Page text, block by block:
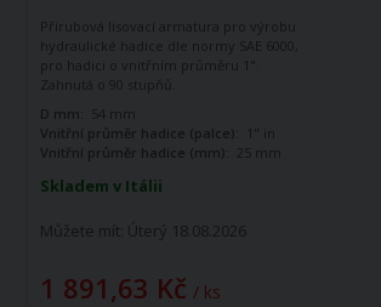
Skladem v Itálii
Můžete mít: Úterý 18.08.2026
1 891,63 Kč / ks
Přírubová lisovací armatura pro výrobu
hydraulické hadice dle normy SAE 6000,
pro hadici o vnitřním průměru 1".
Zahnutá o 90 stupňů.
D mm:
54 mm
Vnitřní průměr hadice (palce):
1" in
Vnitřní průměr hadice (mm):
25 mm